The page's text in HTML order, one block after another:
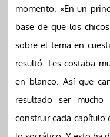
momento. «En un
base de que los
sobre el tema en
resultó. Les costaba
en blanco. Así que
resultado ser
construir cada capítulo